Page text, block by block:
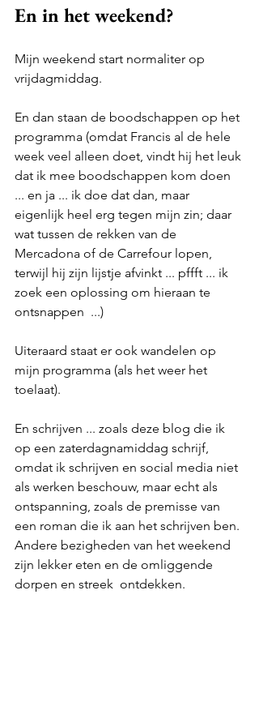
En in het weekend?
Mijn weekend start normaliter op
vrijdagmiddag.
En dan staan de boodschappen op het
programma (omdat Francis al de hele
week veel alleen doet, vindt hij het leuk
dat ik mee boodschappen kom doen
... en ja ... ik doe dat dan, maar
eigenlijk heel erg tegen mijn zin; daar
wat tussen de rekken van de
Mercadona of de Carrefour lopen,
terwijl hij zijn lijstje afvinkt ... pffft ... ik
zoek een oplossing om hieraan te
ontsnappen  ...)
Uiteraard staat er ook wandelen op
mijn programma (als het weer het
toelaat).
En schrijven ... zoals deze blog die ik
op een zaterdagnamiddag schrijf,
omdat ik schrijven en social media niet
als werken beschouw, maar echt als
ontspanning, zoals de premisse van
een roman die ik aan het schrijven ben.
Andere bezigheden van het weekend
zijn lekker eten en de omliggende
dorpen en streek  ontdekken.